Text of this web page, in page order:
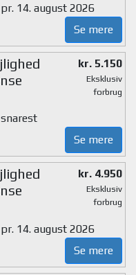
14. august 2026
Se mere
kr. 5.150
Eksklusiv
forbrug
Se mere
kr. 4.950
Eksklusiv
forbrug
14. august 2026
Se mere